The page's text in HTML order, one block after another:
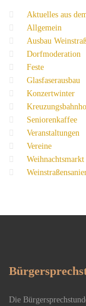
Aktuelles aus
Allgemein
Ausbau
Dorfmoderation
Feste
Glasfaserausbau
Konzertwinter
Seniorenkaffee
Veranstaltungen
Vereine
Weihnachtsmarkt
Die